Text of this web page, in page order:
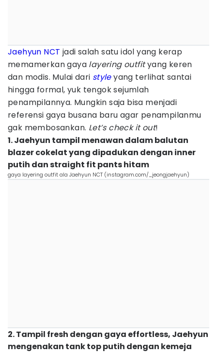
Jaehyun NCT jadi salah satu idol yang kerap
memamerkan gaya layering outfityang keren
dan modis. Mulai dari styleyang terlihat santai
hingga formal, yuk tengok sejumlah
penampilannya. Mungkin saja bisa menjadi
referensi gaya busana baru agar penampilanmu
gak membosankan. Let’s check it out!
1. Jaehyun tampil menawan dalam balutan
blazer cokelat yang dipadukan dengan inner
putih dan straight fit pants hitam
gaya layering outfit ala Jaehyun NCT (instagram.com/_jeongjaehyun)
2. Tampil fresh dengan gaya effortless, Jaehyun
mengenakan tank top putih dengan kemeja